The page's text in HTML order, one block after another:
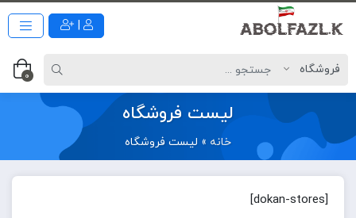
0
لیست فروشگاه
خانه » لیست فروشگاه
[dokan-stores]